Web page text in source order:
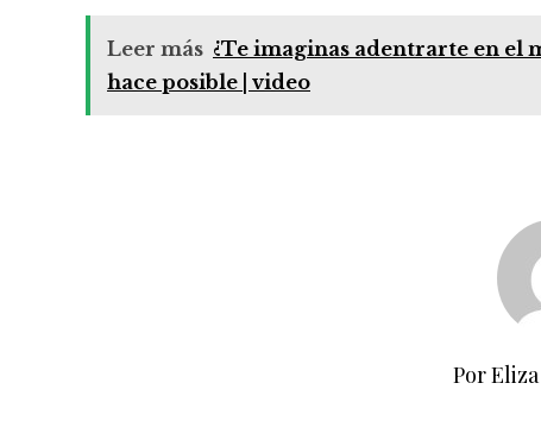
Leer más ¿Te imaginas adentrarte en el
hace posible | video
Por